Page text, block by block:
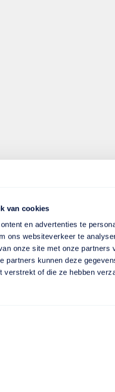
van cookies
en advertenties te
ons websiteverkeer te
onze site met onze partners
partners kunnen deze
verstrekt of die ze hebben